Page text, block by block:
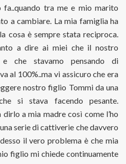
fa..quando tra me e mio marito
a cambiare. La mia famiglia ha
cosa è sempre stata reciproca.
a dire ai miei che il nostro
che stavamo pensando di
al 100%..ma vi assicuro che era
nostro figlio Tommi da una
si stava facendo pesante.
a mia madre così come l’ho
serie di cattiverie che davvero
il vero problema è che mia
figlio mi chiede continuamente